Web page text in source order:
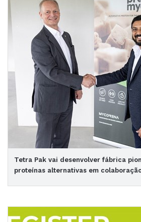
Tetra Pak vai desenvolver fábrica
proteínas alternativas em